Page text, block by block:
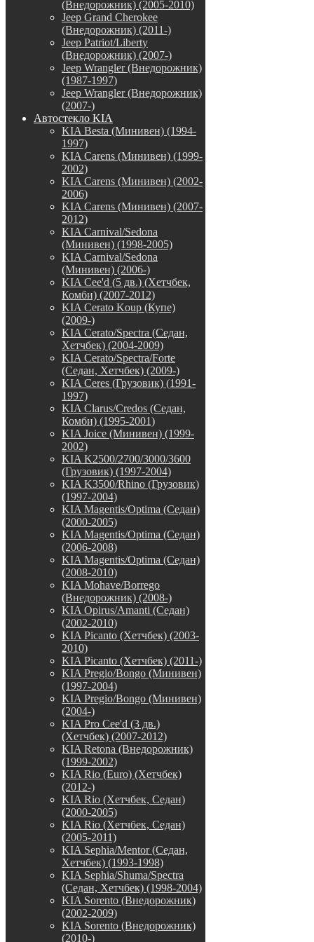
(Внедорожник) (2005-2010)
Jeep Grand Cherokee
(Внедорожник) (2011-)
Jeep Patriot/Liberty
(Внедорожник) (2007-)
Jeep Wrangler (Внедорожник)
(1987-1997)
Jeep Wrangler (Внедорожник)
(2007-)
Автостекло KIA
KIA Besta (Минивен) (1994-
1997)
KIA Carens (Минивен) (1999-
2002)
KIA Carens (Минивен) (2002-
2006)
KIA Carens (Минивен) (2007-
2012)
KIA Carnival/Sedona
(Минивен) (1998-2005)
KIA Carnival/Sedona
(Минивен) (2006-)
KIA Cee'd (5 дв.) (Хетчбек,
Комби) (2007-2012)
KIA Cerato Koup (Купе)
(2009-)
KIA Cerato/Spectra (Седан,
Хетчбек) (2004-2009)
KIA Cerato/Spectra/Forte
(Седан, Хетчбек) (2009-)
KIA Ceres (Грузовик) (1991-
1997)
KIA Clarus/Credos (Седан,
Комби) (1995-2001)
KIA Joice (Минивен) (1999-
2002)
KIA K2500/2700/3000/3600
(Грузовик) (1997-2004)
KIA K3500/Rhino (Грузовик)
(1997-2004)
KIA Magentis/Optima (Седан)
(2000-2005)
KIA Magentis/Optima (Седан)
(2006-2008)
KIA Magentis/Optima (Седан)
(2008-2010)
KIA Mohave/Borrego
(Внедорожник) (2008-)
KIA Opirus/Amanti (Седан)
(2002-2010)
KIA Picanto (Хетчбек) (2003-
2010)
KIA Picanto (Хетчбек) (2011-)
KIA Pregio/Bongo (Минивен)
(1997-2004)
KIA Pregio/Bongo (Минивен)
(2004-)
KIA Pro Cee'd (3 дв.)
(Хетчбек) (2007-2012)
KIA Retona (Внедорожник)
(1999-2002)
KIA Rio (Euro) (Хетчбек)
(2012-)
KIA Rio (Хетчбек, Седан)
(2000-2005)
KIA Rio (Хетчбек, Седан)
(2005-2011)
KIA Sephia/Mentor (Седан,
Хетчбек) (1993-1998)
KIA Sephia/Shuma/Spectra
(Седан, Хетчбек) (1998-2004)
KIA Sorento (Внедорожник)
(2002-2009)
KIA Sorento (Внедорожник)
(2010-)